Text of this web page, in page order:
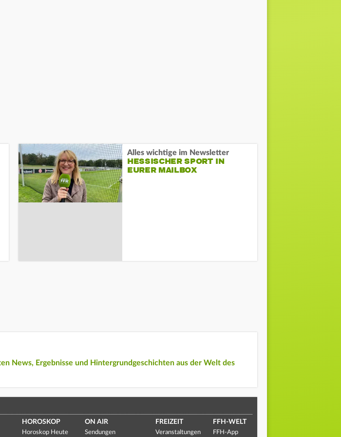
Alles wichtige im Newsletter
HESSISCHER SPORT IN
EURER MAILBOX
News, Ergebnisse und Hintergrundgeschichten aus der Welt des
HOROSKOP
Horoskop Heute
ON AIR
Sendungen
FREIZEIT
Veranstaltungen
FFH-WELT
FFH-App